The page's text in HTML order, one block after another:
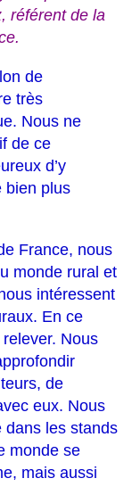
référent de la
de
très
Nous ne
de ce
d’y
bien plus
France, nous
monde rural et
intéressent
En ce
Nous
de
eux. Nous
dans les stands
monde se
mais aussi